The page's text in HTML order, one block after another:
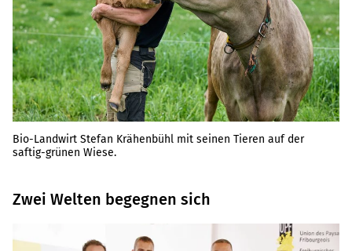
Bio-Landwirt Stefan Krähenbühl mit seinen Tieren auf der
saftig-grünen Wiese.
Zwei Welten begegnen sich